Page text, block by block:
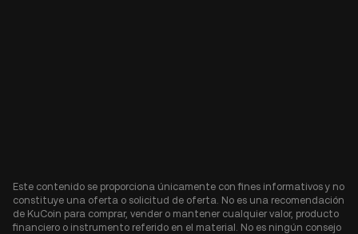
Este contenido se proporciona únicamente con fines informativos y no
constituye una oferta o solicitud de oferta. No es una recomendación
de KuCoin para comprar, vender o mantener cualquier valor, producto
financiero o instrumento referido en el material. No es ningún consejo